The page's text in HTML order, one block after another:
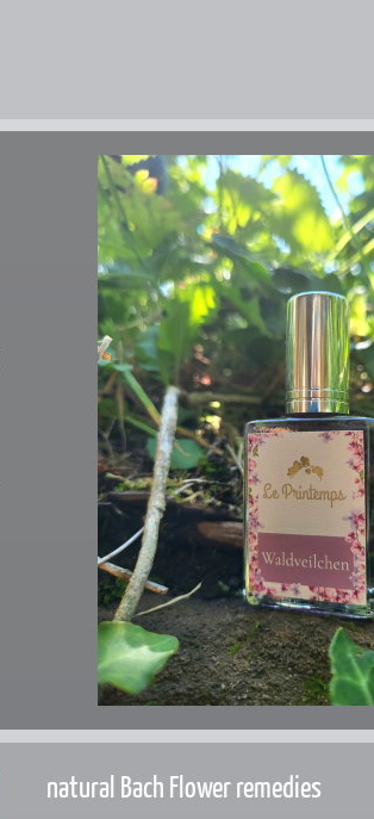
natural Bach Flower remedies